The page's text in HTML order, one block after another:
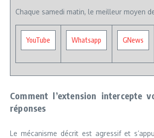
Chaque samedi matin, le meilleur moyen
YouTube Whatsapp GNews
Comment l’extension intercepte
réponses
Le mécanisme décrit est agressif et